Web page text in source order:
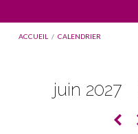
ACCUEIL / CALENDRIER
Calendrier
juin 2027